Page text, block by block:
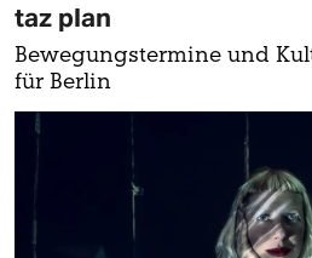
taz plan
Bewegungstermine und
für Berlin